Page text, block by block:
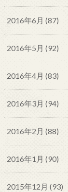
2016年6月 (87)
2016年5月 (92)
2016年4月 (83)
2016年3月 (94)
2016年2月 (88)
2016年1月 (90)
2015年12月 (93)